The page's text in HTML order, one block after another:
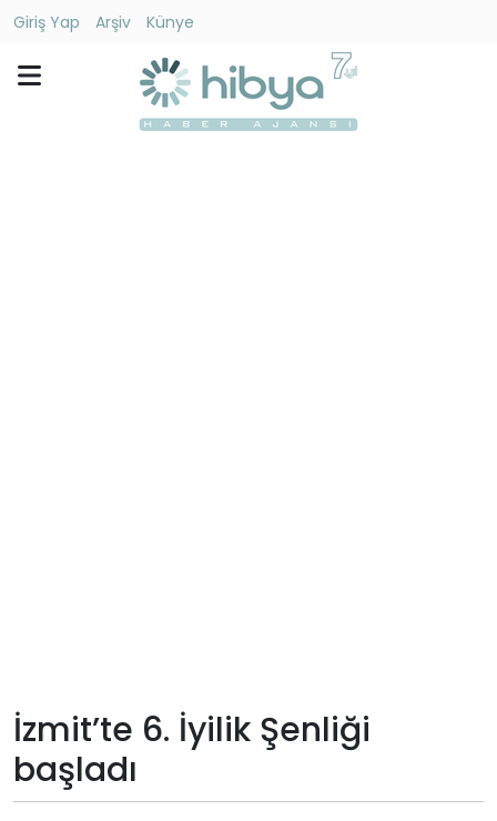
Giriş Yap Arşiv
Künye
Künye
Giriş
Yap
İzmit’te 6. İyilik Şenliği
başladı